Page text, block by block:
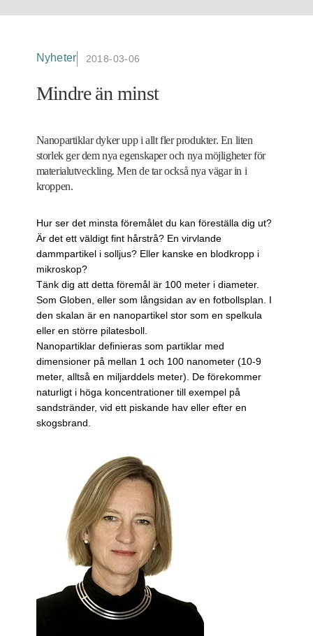
Nyheter 2018-03-06
Mindre än minst
Nanopartiklar dyker upp i allt fler produkter. En liten
storlek ger dem nya egenskaper och nya möjlig­heter för
materialutveckling. Men de tar också nya vägar in i
kroppen.
Hur ser det minsta föremålet du kan föreställa dig ut?
Är det ett väldigt fint hårstrå? En virvlande
dammpartikel i solljus? Eller kanske en blodkropp i
mikroskop?
Tänk dig att detta föremål är 100 meter i diameter.
Som ­Globen, eller som långsidan av en fotbollsplan. I
den skalan är en nanopartikel stor som en spelkula
eller en större pilates­boll.
Nanopartiklar definieras som partiklar med
dimensioner på mellan 1 och 100 nanometer (10-9
meter, alltså en miljarddels meter). De förekommer
naturligt i höga koncentrationer till exempel på
sandstränder, vid ett piskande hav eller efter en
skogsbrand.